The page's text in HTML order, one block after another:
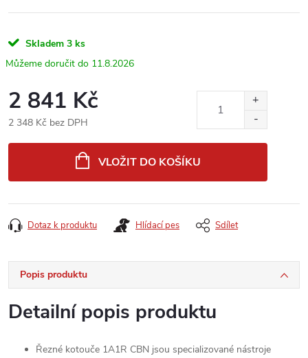
Skladem 3 ks
11.8.2026
2 841 Kč
2 348 Kč bez DPH
VLOŽIT DO KOŠÍKU
Dotaz k produktu Hlídací pes Sdílet
Popis produktu
Detailní popis produktu
Řezné kotouče 1A1R CBN jsou specializované nástroje